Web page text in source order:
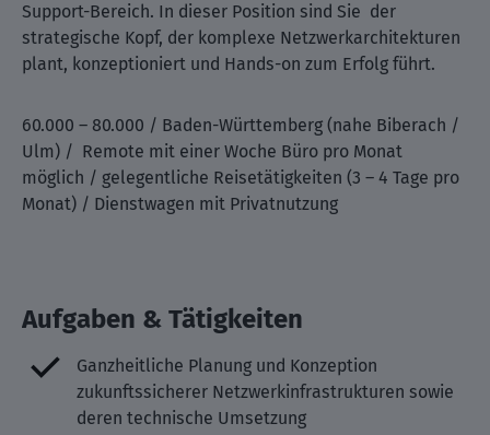
Support-Bereich. In dieser Position sind Sie der
strategische Kopf, der komplexe Netzwerkarchitekturen
plant, konzeptioniert und Hands-on zum Erfolg führt.
60.000 – 80.000 / Baden-Württemberg (nahe Biberach /
Ulm) / Remote mit einer Woche Büro pro Monat
möglich / gelegentliche Reisetätigkeiten (3 – 4 Tage pro
Monat) / Dienstwagen mit Privatnutzung
Aufgaben & Tätigkeiten
Ganzheitliche Planung und Konzeption
zukunftssicherer Netzwerkinfrastrukturen sowie
deren technische Umsetzung